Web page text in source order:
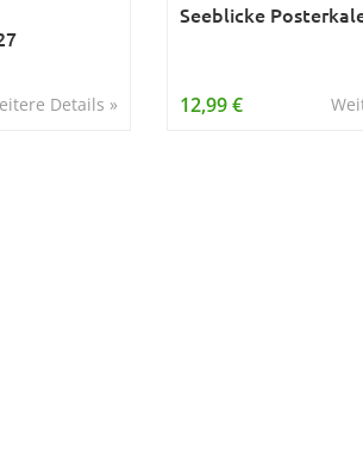
Details »
Seeblicke
12,99 €